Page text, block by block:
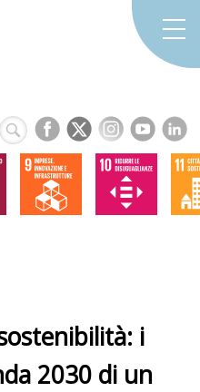
i
2030 di un